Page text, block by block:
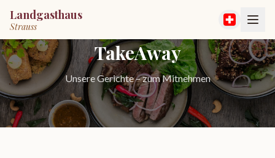
Landgasthaus
Strauss
TakeAway
Unsere Gerichte – zum Mitnehmen